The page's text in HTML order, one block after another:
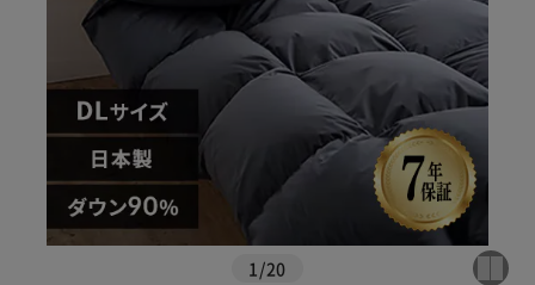
1 /20